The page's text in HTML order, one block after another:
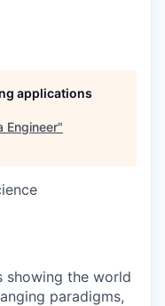
applications
Engineer"
showing the world
paradigms,